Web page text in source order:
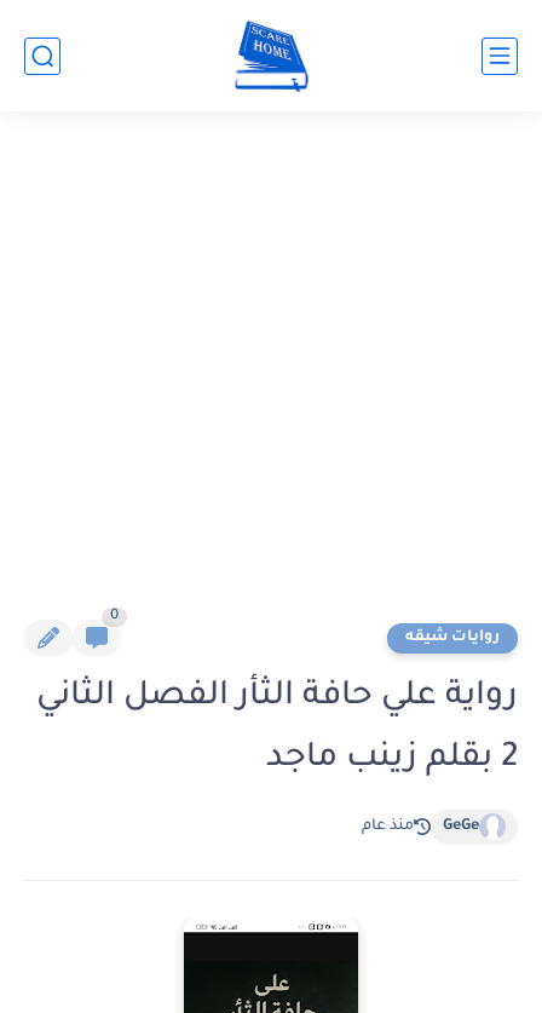
روايات شيقه
0
رواية علي حافة الثأر الفصل الثاني
2 بقلم زينب ماجد
GeGe منذ عام